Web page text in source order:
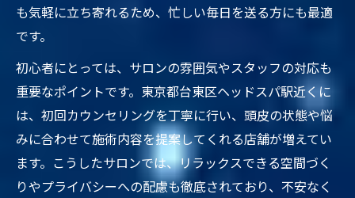
も気軽に立ち寄れるため、忙しい毎日を送る方にも最適
です。
初心者にとっては、サロンの雰囲気やスタッフの対応も
重要なポイントです。東京都台東区ヘッドスパ駅近くに
は、初回カウンセリングを丁寧に行い、頭皮の状態や悩
みに合わせて施術内容を提案してくれる店舗が増えてい
ます。こうしたサロンでは、リラックスできる空間づく
りやプライバシーへの配慮も徹底されており、不安なく